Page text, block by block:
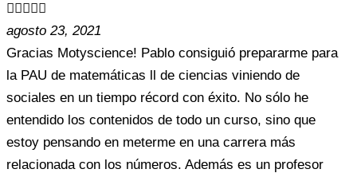

agosto 23, 2021
Gracias Motyscience! Pablo consiguió prepararme para
la PAU de matemáticas ll de ciencias viniendo de
sociales en un tiempo récord con éxito. No sólo he
entendido los contenidos de todo un curso, sino que
estoy pensando en meterme en una carrera más
relacionada con los números. Además es un profesor